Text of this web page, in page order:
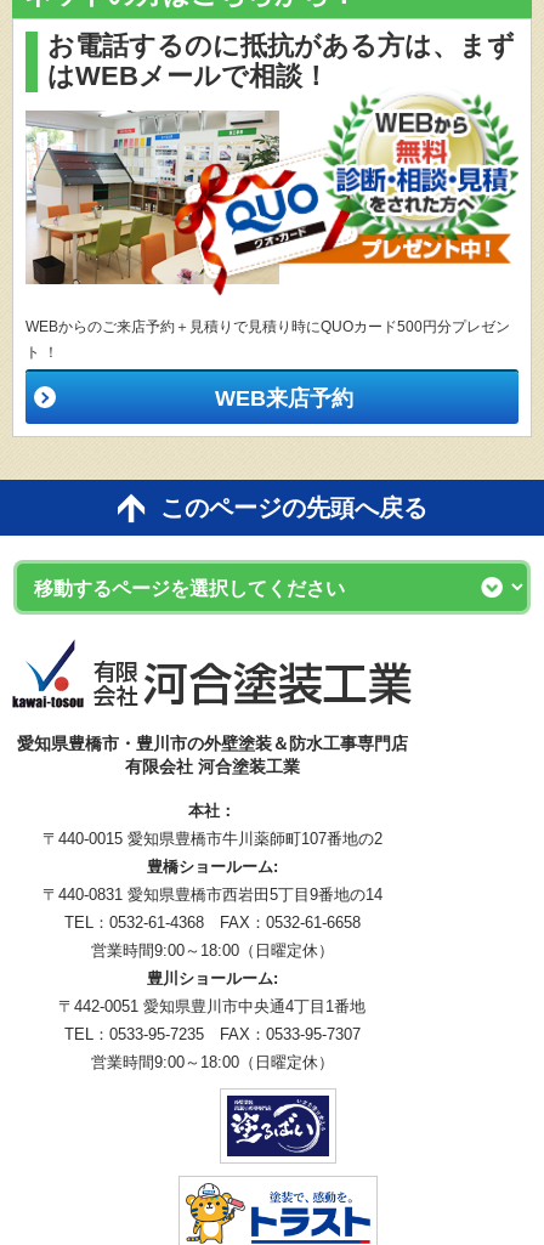
お電話するのに抵抗がある方は、
まず
はWEBメールで相談！
WEBからのご来店予約＋見積りで見積り時にQUOカード500円分プレゼン
ト ！
WEB来店予約
このページの先頭へ戻る
愛知県豊橋市・豊川市の外壁塗装＆防水工事専門店
有限会社 河合塗装工業
本社：
〒440-0015 愛知県豊橋市牛川薬師町107番地の2
豊橋ショールーム:
〒440-0831 愛知県豊橋市西岩田5丁目9番地の14
TEL：0532-61-4368 FAX：0532-61-6658
営業時間9:00～18:00（日曜定休）
豊川ショールーム:
〒442-0051 愛知県豊川市中央通4丁目1番地
TEL：0533-95-7235 FAX：0533-95-7307
営業時間9:00～18:00（日曜定休）